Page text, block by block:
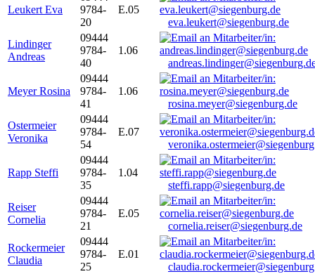
Leukert Eva
9784-
20
E.05
eva.leukert@siegenburg.de
Lindinger
Andreas
09444
9784-
40
1.06
Meyer Rosina
09444
9784-
41
1.06
rosina.meyer@siegenburg.de
Ostermeier
Veronika
09444
9784-
54
E.07
Rapp Steffi
09444
9784-
35
1.04
steffi.rapp@siegenburg.de
Reiser
Cornelia
09444
9784-
21
E.05
cornelia.reiser@siegenburg.de
Rockermeier
Claudia
09444
9784-
25
E.01